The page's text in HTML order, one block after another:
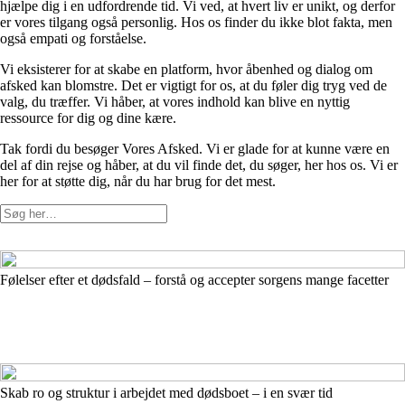
hjælpe dig i en udfordrende tid. Vi ved, at hvert liv er unikt, og derfor
er vores tilgang også personlig. Hos os finder du ikke blot fakta, men
også empati og forståelse.
Vi eksisterer for at skabe en platform, hvor åbenhed og dialog om
afsked kan blomstre. Det er vigtigt for os, at du føler dig tryg ved de
valg, du træffer. Vi håber, at vores indhold kan blive en nyttig
ressource for dig og dine kære.
Tak fordi du besøger Vores Afsked. Vi er glade for at kunne være en
del af din rejse og håber, at du vil finde det, du søger, her hos os. Vi er
her for at støtte dig, når du har brug for det mest.
Følelser efter et dødsfald – forstå og accepter sorgens mange facetter
Skab ro og struktur i arbejdet med dødsboet – i en svær tid